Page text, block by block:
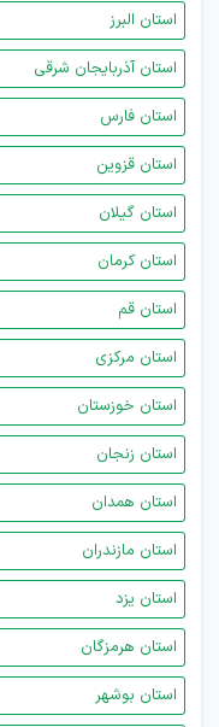
استان البرز
استان آذربایجان شرقی
استان فارس
استان قزوین
استان گیلان
استان کرمان
استان قم
استان مرکزی
استان خوزستان
استان زنجان
استان همدان
استان مازندران
استان یزد
استان هرمزگان
استان بوشهر